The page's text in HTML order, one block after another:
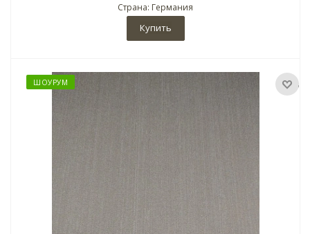
Страна: Германия
Купить
ШОУРУМ